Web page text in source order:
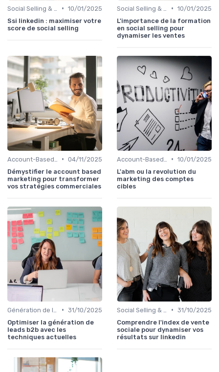
• 10/01/2025
Ssi linkedin : maximiser votre
score de social selling
• 10/01/2025
L'importance de la formation
en social selling pour
dynamiser les ventes
• 04/11/2025
Démystifier le account based
marketing pour transformer
vos stratégies commerciales
• 10/01/2025
L'abm ou la revolution du
marketing des comptes
cibles
• 31/10/2025
Optimiser la génération de
leads b2b avec les
techniques actuelles
• 31/10/2025
Comprendre l'index de vente
sociale pour dynamiser vos
résultats sur linkedin